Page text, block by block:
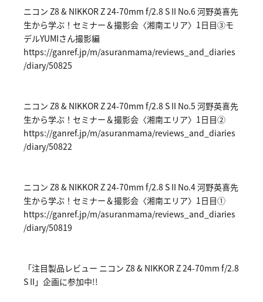
ニコン Z8 & NIKKOR Z 24-70mm f/2.8 S II No.6 河野英喜先
生から学ぶ！セミナー＆撮影会〈湘南エリア〉1日目③モ
デルYUMIさん撮影編
https://ganref.jp/m/asuranmama/reviews_and_diaries
/diary/50825
ニコン Z8 & NIKKOR Z 24-70mm f/2.8 S II No.5 河野英喜先
生から学ぶ！セミナー＆撮影会〈湘南エリア〉1日目②
https://ganref.jp/m/asuranmama/reviews_and_diaries
/diary/50822
ニコン Z8 & NIKKOR Z 24-70mm f/2.8 S II No.4 河野英喜先
生から学ぶ！セミナー＆撮影会〈湘南エリア〉1日目①
https://ganref.jp/m/asuranmama/reviews_and_diaries
/diary/50819
「注目製品レビュー ニコン Z8 & NIKKOR Z 24-70mm f/2.8
S II」企画に参加中!!